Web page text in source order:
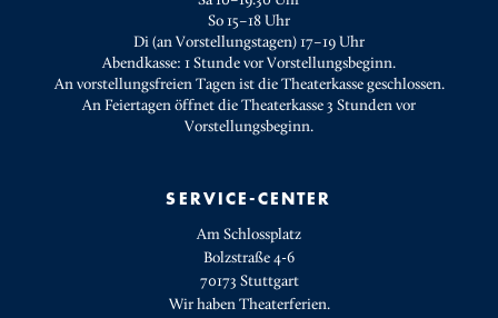
So 15–18 Uhr
Di (an Vorstellungstagen) 17–19 Uhr
Abendkasse: 1 Stunde vor Vorstellungsbeginn.
An vorstellungsfreien Tagen ist die Theaterkasse geschlossen.
An Feiertagen öffnet die Theaterkasse 3 Stunden vor
Vorstellungsbeginn.
SERVICE-CENTER
Am Schlossplatz
Bolzstraße 4-6
70173 Stuttgart
Wir haben Theaterferien.